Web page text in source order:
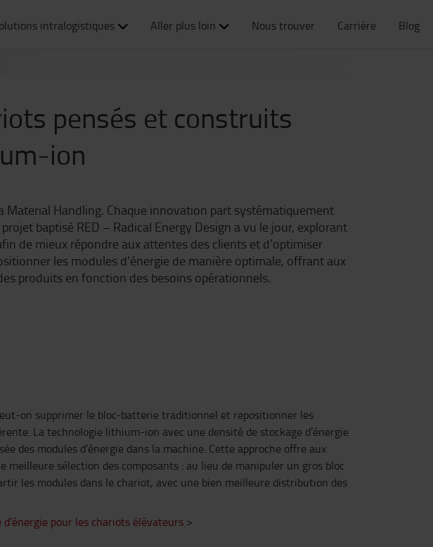
intralogistiques Aller plus loin Nous trouver Carrière Blog
pensés et construits
ion
Material Handling. Chaque innovation part systématiquement
baptisé RED – Radical Energy Design a vu le jour, explorant
de mieux répondre aux attentes des clients et d’optimiser
les modules d’énergie de manière optimale, offrant aux
produits en fonction des besoins opérationnels.
on supprimer le bloc-batterie traditionnel et repositionner les
La technologie lithium-ion avec une densité de stockage d’énergie
des modules d’énergie dans la machine. Cette approche offre aux
sélection des composants : au lieu de manipuler un gros bloc
les modules dans le chariot, avec une bien meilleure distribution des
pour les chariots élévateurs>